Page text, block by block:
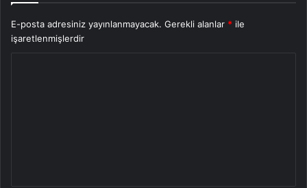
E-posta adresiniz yayınlanmayacak. Gerekli alanlar * ile
işaretlenmişlerdir